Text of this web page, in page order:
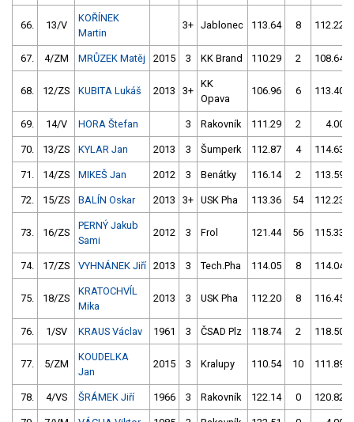
66. 13/V
KOŘÍNEK
Martin
3+ Jablonec 113.64 8 112.22
67. 4/ZM MRŮZEK Matěj 2015 3 KK Brand 110.29 2 108.64
68. 12/ZS KUBITA Lukáš 2013 3+
KK
Opava
106.96 6 113.40
69. 14/V HORA Štefan 3 Rakovník 111.29 2 4.00
70. 13/ZS KYLAR Jan 2013 3 Šumperk 112.87 4 114.63
71. 14/ZS MIKEŠ Jan 2012 3 Benátky 116.14 2 113.59
72. 15/ZS BALÍN Oskar 2013 3+ USK Pha 113.36 54 112.23
73. 16/ZS
PERNÝ Jakub
Sami
2012 3 Frol 121.44 56 115.33
74. 17/ZS VYHNÁNEK Jiří 2013 3 Tech.Pha 114.05 8 114.04
75. 18/ZS
KRATOCHVÍL
Mika
2013 3 USK Pha 112.20 8 116.45
76. 1/SV KRAUS Václav 1961 3 ČSAD Plz 118.74 2 118.50
77. 5/ZM
KOUDELKA
Jan
2015 3 Kralupy 110.54 10 111.89
78. 4/VS ŠRÁMEK Jiří 1966 3 Rakovník 122.14 0 120.82